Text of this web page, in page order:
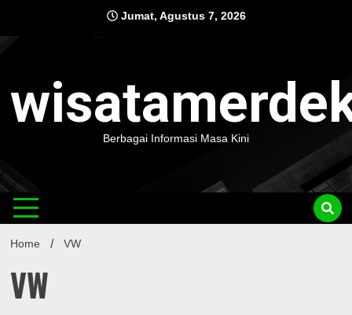
content
Jumat, Agustus 7, 2026
Berbagai Informasi Masa Kini
Home VW
VW